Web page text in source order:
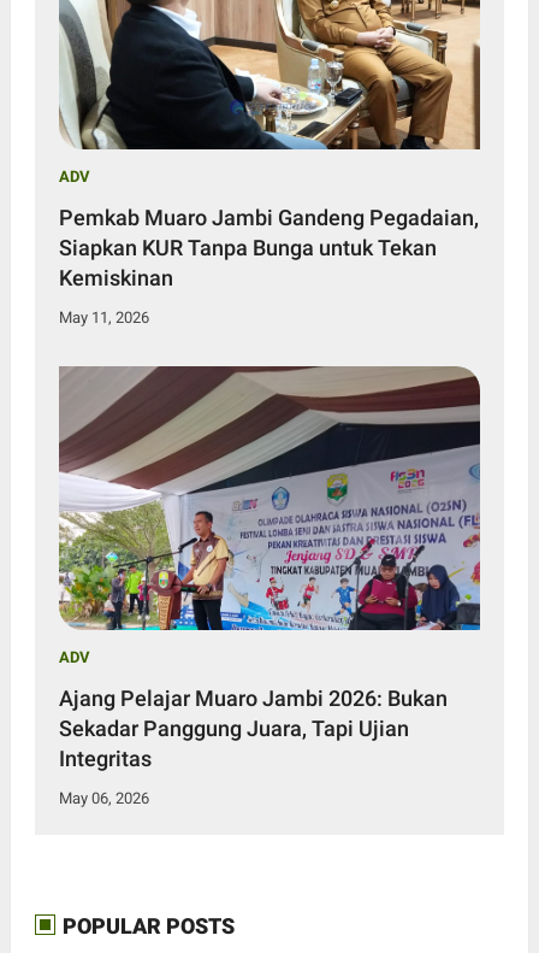
ADV
Pemkab Muaro Jambi Gandeng Pegadaian,
Siapkan KUR Tanpa Bunga untuk Tekan
Kemiskinan
May 11, 2026
ADV
Ajang Pelajar Muaro Jambi 2026: Bukan
Sekadar Panggung Juara, Tapi Ujian
Integritas
May 06, 2026
POPULAR POSTS